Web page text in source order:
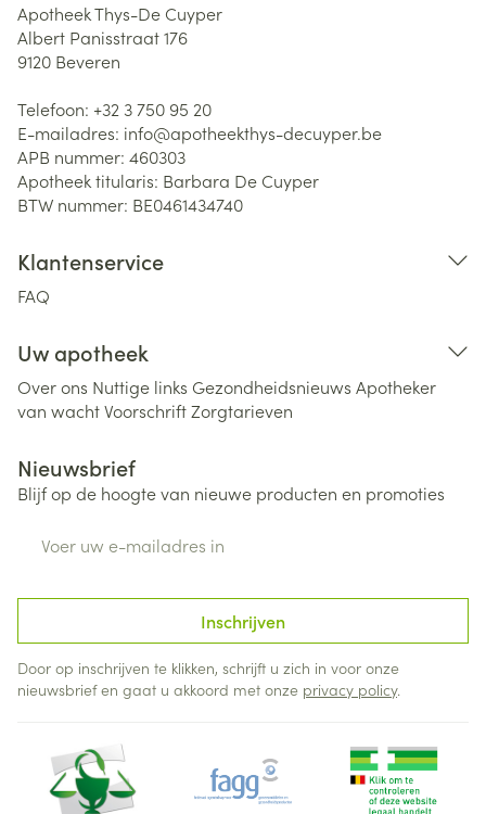
Apotheek Thys-De Cuyper
Albert Panisstraat 176
9120 Beveren
Telefoon: +32 3 750 95 20
E-mailadres: info@apotheekthys-decuyper.be
APB nummer: 460303
Apotheek titularis: Barbara De Cuyper
BTW nummer: BE0461434740
Klantenservice
FAQ
Uw apotheek
Over ons Nuttige links Gezondheidsnieuws Apotheker
van wachtVoorschriftZorgtarieven
Nieuwsbrief
Blijf op de hoogte van nieuwe producten en promoties
Inschrijven
Door op inschrijven te klikken, schrijft u zich in voor onze
nieuwsbrief en gaat u akkoord met onze privacy policy.